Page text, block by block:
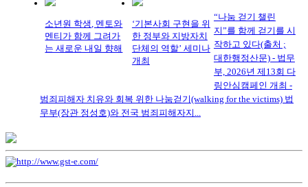
소년원 학생, 멘토와
멘티가 함께 그려가
는 새로운 내일 향해
‘기본사회 구현을 위
한 정부와 지방자치
단체의 역할’ 세미나
개최
“나눔 걷기 챌린
지”를 함께 걷기를 시
작하고 있다(출처 ;
대한행정산문) - 법무
부, 2026년 제13회 다
링안심캠페인 개최 -
범죄피해자 치유와 회복 위한 나눔걷기(walking for the victims) 법
무부(장관 정성호)와 전국 범죄피해자지...